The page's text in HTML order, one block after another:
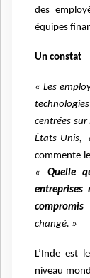
des
équipes
Un constat
« Les
centrées
États-
commente
« Quelle
entreprises
changé. »
L’Inde est
niveau